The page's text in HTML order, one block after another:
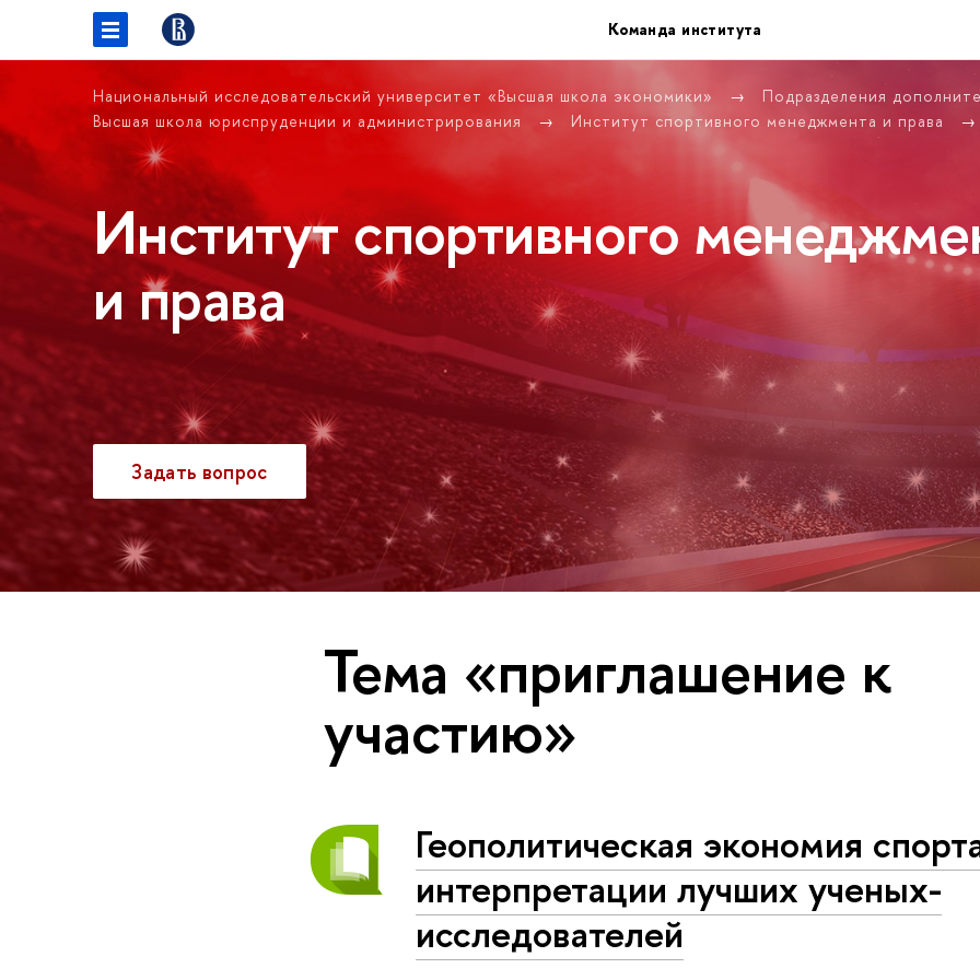
Команда института
Национальный исследовательский университет «Высшая школа экономики»
Подразделения
Высшая школа юриспруденции и администрирования
Институт спортивного менеджмента и права
Институт спортивного
и права
Задать вопрос
Тема «приглашение к
участию»
Геополитическая экономия
интерпретации лучших ученых-
исследователей